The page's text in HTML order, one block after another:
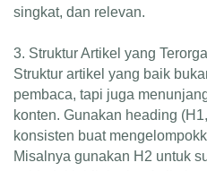
singkat, dan relevan.
3. Struktur Artikel yang
Struktur artikel yang baik
pembaca, tapi juga
konten. Gunakan heading
konsisten buat
Misalnya gunakan H2 untuk